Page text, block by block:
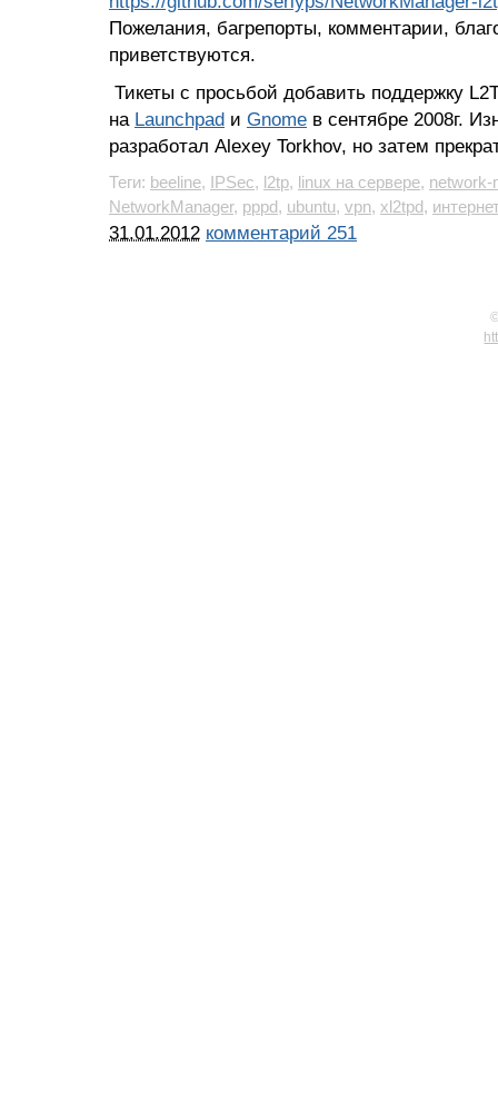
Пожелания, багрепорты, комментарии,
приветствуются.
Тикеты с просьбой добавить поддержку
на Launchpad и Gnome в сентябре 2008г.
разработал Alexey Torkhov, но затем
Теги: beeline, IPSec, l2tp, linux на сервере, network-
NetworkManager, pppd, ubuntu, vpn, xl2tpd, интернет
31.01.2012 комментарий 251